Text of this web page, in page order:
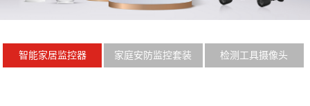
智能家居监控器 家庭安防监控套装 检测工具摄像头